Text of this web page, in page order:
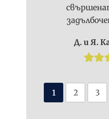
Д. и Я.
1 2 3